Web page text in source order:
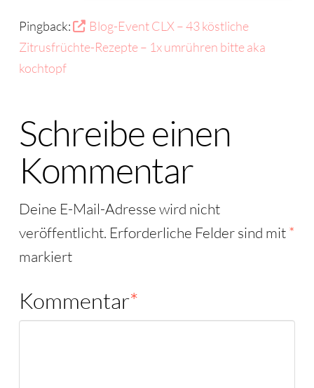
Pingback:
Blog-Event CLX – 43 köstliche
Zitrusfrüchte-Rezepte – 1x umrühren bitte aka
kochtopf
Schreibe einen
Kommentar
Deine E-Mail-Adresse wird nicht
veröffentlicht. Erforderliche Felder sind mit*
markiert
Kommentar*